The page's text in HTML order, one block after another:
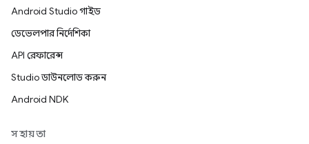
Android Studio গাইড
ডেভেলপার নির্দেশিকা
API রেফারেন্স
Studio ডাউনলোড করুন
Android NDK
সহায়তা